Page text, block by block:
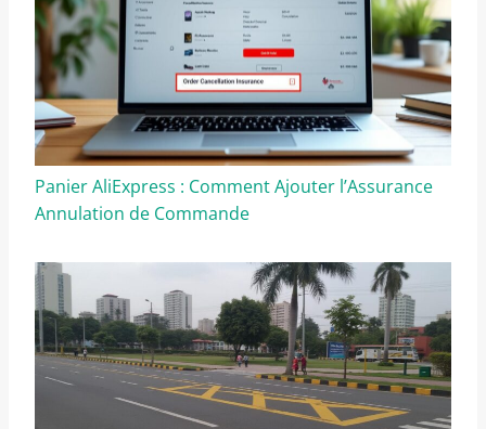
Panier AliExpress : Comment Ajouter l’Assurance
Annulation de Commande